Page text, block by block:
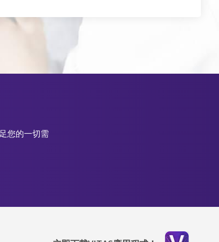
您的一切需